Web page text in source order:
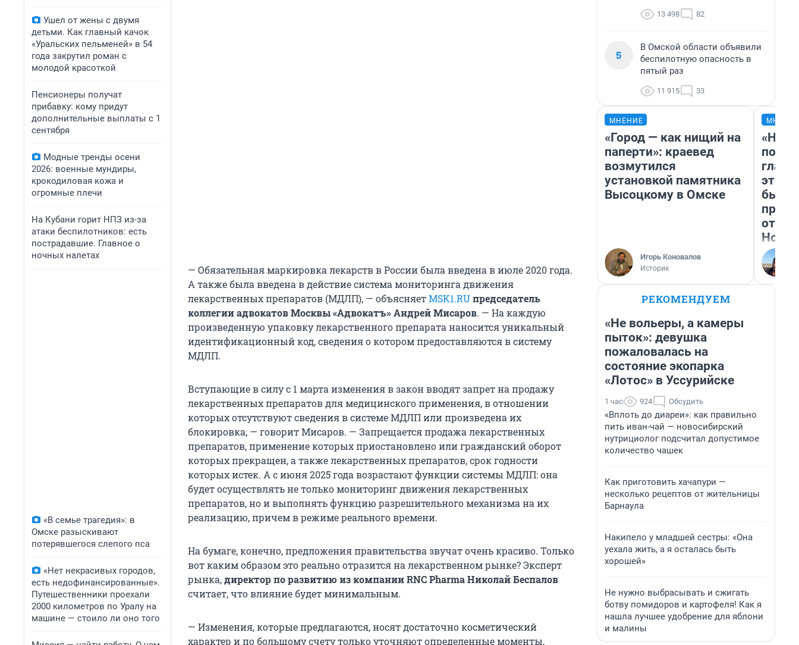
Ушел от жены с двумя
детьми. Как главный качок
«Уральских пельменей» в 54
года закрутил роман с
молодой красоткой
Пенсионеры получат
прибавку: кому придут
дополнительные выплаты с 1
сентября
Модные тренды осени
2026: военные мундиры,
крокодиловая кожа и
огромные плечи
На Кубани горит НПЗ из-за
атаки беспилотников: есть
пострадавшие. Главное о
ночных налетах
«В семье трагедия»: в
Омске разыскивают
потерявшегося слепого пса
«Нет некрасивых городов,
есть недофинансированные».
Путешественники проехали
2000 километров по Уралу на
машине — стоило ли оно того
— Обязательная маркировка лекарств в России была введена в июле 2020 года.
А также была введена в действие система мониторинга движения
лекарственных препаратов (МДЛП), — объясняетMSK1.RUпредседатель
коллегии адвокатов Москвы «Адвокатъ» Андрей Мисаров. — На каждую
произведенную упаковку лекарственного препарата наносится уникальный
идентификационный код, сведения о котором предоставляются в систему
МДЛП.
Вступающие в силу с 1 марта изменения в закон вводят запрет на продажу
лекарственных препаратов для медицинского применения, в отношении
которых отсутствуют сведения в системе МДЛП или произведена их
блокировка, — говорит Мисаров. — Запрещается продажа лекарственных
препаратов, применение которых приостановлено или гражданский оборот
которых прекращен, а также лекарственных препаратов, срок годности
которых истек. А с июня 2025 года возрастают функции системы МДЛП: она
будет осуществлять не только мониторинг движения лекарственных
препаратов, но и выполнять функцию разрешительного механизма на их
реализацию, причем в режиме реального времени.
На бумаге, конечно, предложения правительства звучат очень красиво. Только
вот каким образом это реально отразится на лекарственном рынке? Эксперт
рынка,директор по развитию из компании RNC Pharma Николай Беспалов
считает, что влияние будет минимальным.
— Изменения, которые предлагаются, носят достаточно косметический
характер и по большому счету только уточняют определенные моменты,
13 498 82
5
В Омской области объявили
беспилотную опасность в
пятый раз
11 915 33
МНЕНИЕ
«Город — как нищий на
паперти»: краевед
возмутился
установкой памятника
Высоцкому в Омске
Игорь Коновалов
Историк
этого
бьет
РЕКОМЕНДУЕМ
«Не вольеры, а камеры
пыток»: девушка
пожаловалась на
состояние экопарка
«Лотос» в Уссурийске
1 час 924 Обсудить
«Вплоть до диареи»: как правильно
пить иван-чай — новосибирский
нутрициолог подсчитал допустимое
количество чашек
Как приготовить хачапури —
несколько рецептов от жительницы
Барнаула
Накипело у младшей сестры: «Она
уехала жить, а я осталась быть
хорошей»
Не нужно выбрасывать и сжигать
ботву помидоров и картофеля! Как я
нашла лучшее удобрение для яблони
и малины